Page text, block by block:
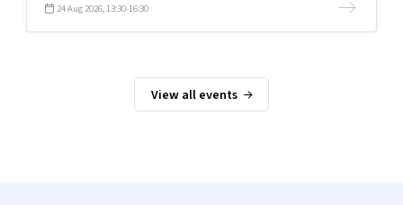
24 Aug 2026, 13:30-16:30
View all events